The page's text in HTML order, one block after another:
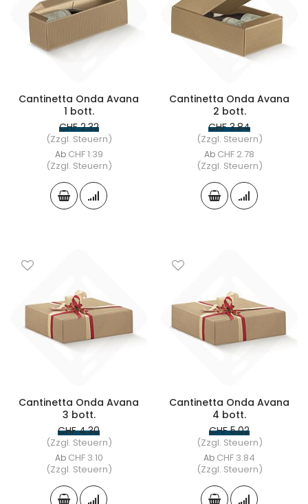
Cantinetta Onda Avana
1 bott.
CHF 2.32
(Zzgl. Steuern)
Ab CHF 1.39
(Zzgl. Steuern)
Cantinetta Onda Avana
2 bott.
CHF 3.84
(Zzgl. Steuern)
Ab CHF 2.78
(Zzgl. Steuern)
Cantinetta Onda Avana
3 bott.
CHF 4.30
(Zzgl. Steuern)
Ab CHF 3.10
(Zzgl. Steuern)
Cantinetta Onda Avana
4 bott.
CHF 5.02
(Zzgl. Steuern)
Ab CHF 3.84
(Zzgl. Steuern)